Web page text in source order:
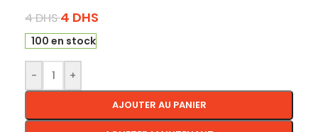
4DHS 4 DHS
100 en stock
- +
AJOUTER AU PANIER